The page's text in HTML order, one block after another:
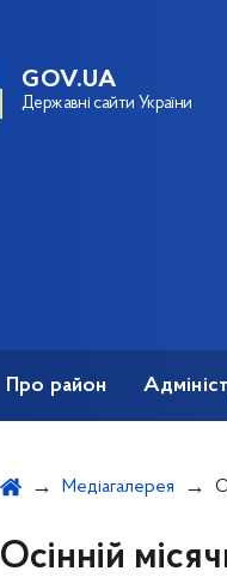
GOV.UA
Державні сайти України
Про район
Медіагалерея
Осінній